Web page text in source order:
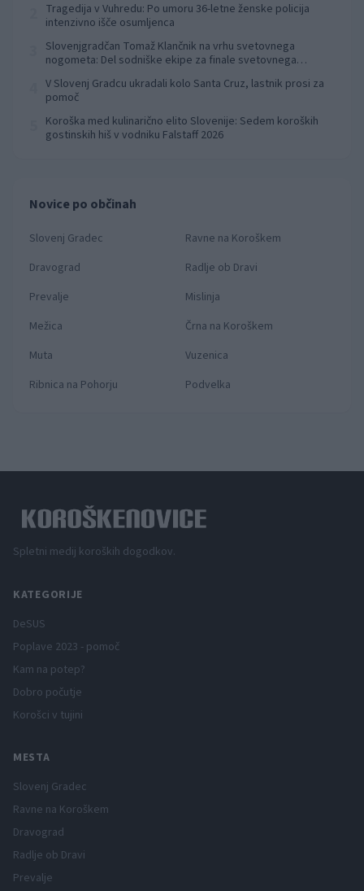
Tragedija v Vuhredu: Po umoru 36-letne ženske policija
intenzivno išče osumljenca
Slovenjgradčan Tomaž Klančnik na vrhu svetovnega
nogometa: Del sodniške ekipe za finale svetovnega
V Slovenj Gradcu ukradali kolo Santa Cruz, lastnik prosi za
pomoč
Koroška med kulinarično elito Slovenije: Sedem koroških
gostinskih hiš v vodniku Falstaff 2026
Novice po občinah
Slovenj Gradec
Ravne na Koroškem
Dravograd
Radlje ob Dravi
Prevalje
Mislinja
Mežica
Črna na Koroškem
Muta
Vuzenica
Ribnica na Pohorju
Podvelka
Spletni medij koroških dogodkov.
KATEGORIJE
DeSUS
Poplave 2023 - pomoč
Kam na potep?
Dobro počutje
Korošci v tujini
MESTA
Slovenj Gradec
Ravne na Koroškem
Dravograd
Radlje ob Dravi
Prevalje